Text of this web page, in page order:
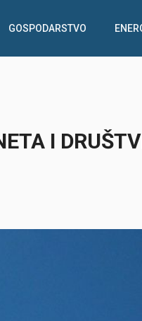
GOSPODARSTVO
I